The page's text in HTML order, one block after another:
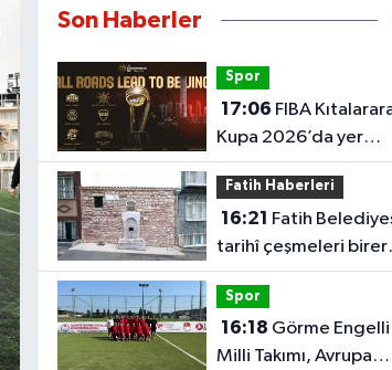
Son Haberler
Spor
17:06
Kupa 2026’da yer
alacak takımlar belli
oldu
Fatih Haberleri
16:21
tarihî çeşmeleri birer
birer ayağa kaldırıyor
Spor
16:18
Milli Takımı, Avrupa